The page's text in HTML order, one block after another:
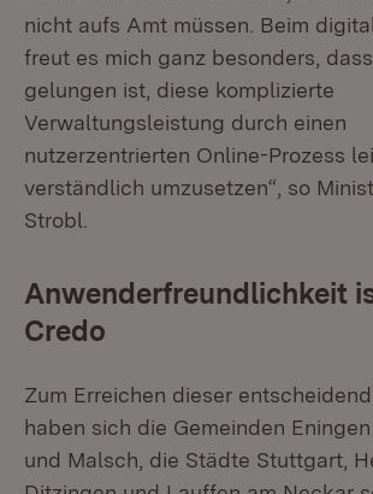
nicht aufs Amt müssen. Beim
freut es mich ganz besonders,
gelungen ist, diese komplizierte
Verwaltungsleistung durch einen
nutzerzentrierten Online-Prozess
verständlich umzusetzen“, so
Strobl.
Anwenderfreundlichkeit
Credo
Zum Erreichen dieser
haben sich die Gemeinden
und Malsch, die Städte Stuttgart,